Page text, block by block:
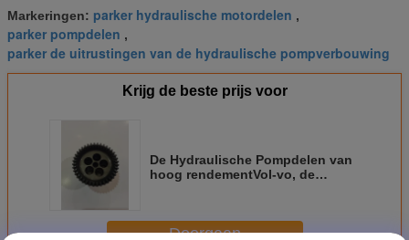
Markeringen: parker hydraulische motordelen ,
parker pompdelen ,
parker de uitrustingen van de hydraulische pompverbouwing
Krijg de beste prijs voor
De Hydraulische Pompdelen van
hoog rendementVol-vo, de
Doorgaan